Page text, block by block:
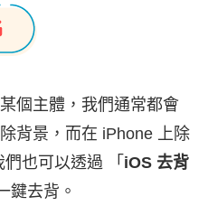
個主體，我們通常都會
背景，而在 iPhone 上除
們也可以透過 「 iOS 去背
鍵去背。